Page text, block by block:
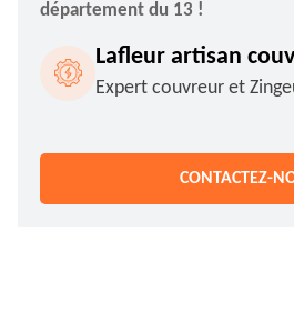
département du 13 !
Lafleur artisan
Expert couvreur et
CONTACTEZ-